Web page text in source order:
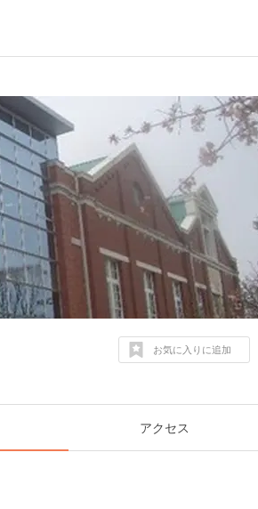
お気に入りに追加
アクセス